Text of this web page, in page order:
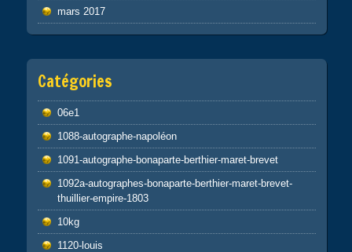
mars 2017
Catégories
06e1
1088-autographe-napoléon
1091-autographe-bonaparte-berthier-maret-brevet
1092a-autographes-bonaparte-berthier-maret-brevet-
thuillier-empire-1803
10kg
1120-louis